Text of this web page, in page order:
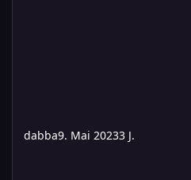
dabba9. Mai 20233 J.